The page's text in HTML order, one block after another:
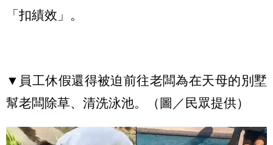
「扣績效」。
▼員工休假還得被迫前往老闆為在天母的別墅
幫老闆除草、清洗泳池。（圖／民眾提供）